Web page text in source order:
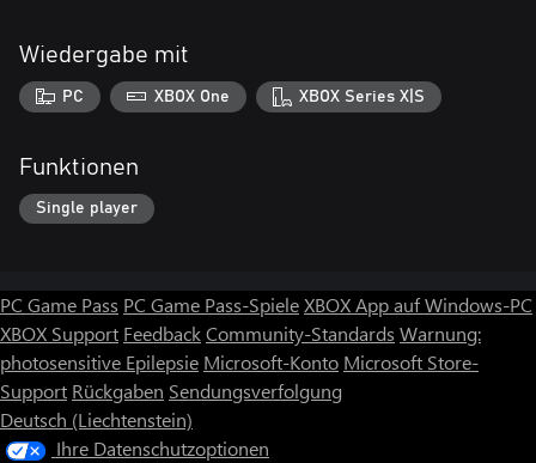
Wiedergabe mit
PC XBOX One XBOX Series X|S
Funktionen
Single player
PC Game Pass PC Game Pass-SpieleXBOX App auf Windows-PC
XBOX Support FeedbackCommunity-Standards Warnung:
photosensitive Epilepsie Microsoft-Konto Microsoft Store-
Support Rückgaben Sendungsverfolgung
Deutsch (Liechtenstein)
Ihre Datenschutzoptionen